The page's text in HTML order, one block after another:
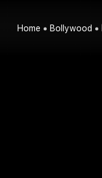
Home Bollywood